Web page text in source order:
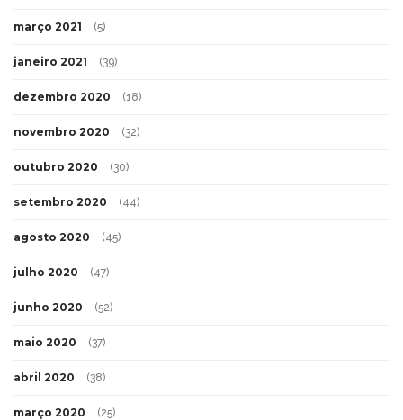
março 2021 (5)
janeiro 2021 (39)
dezembro 2020 (18)
novembro 2020 (32)
outubro 2020 (30)
setembro 2020 (44)
agosto 2020 (45)
julho 2020 (47)
junho 2020 (52)
maio 2020 (37)
abril 2020 (38)
março 2020 (25)